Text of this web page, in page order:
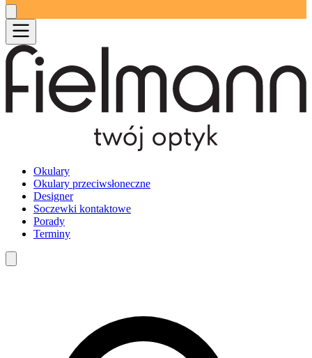
Okulary
Okulary przeciwsłoneczne
Designer
Soczewki kontaktowe
Porady
Terminy